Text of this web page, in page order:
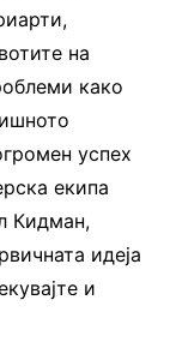
на
како
успех
екипа
Кидман,
идеја
и